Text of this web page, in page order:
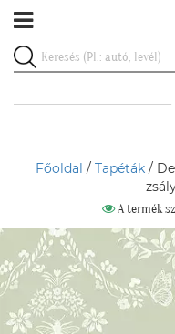
Főoldal / Tapéták/
A termék